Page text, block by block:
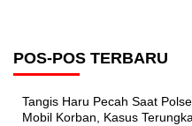
POS-POS TERBARU
Tangis Haru Pecah Saat
Mobil Korban, Kasus